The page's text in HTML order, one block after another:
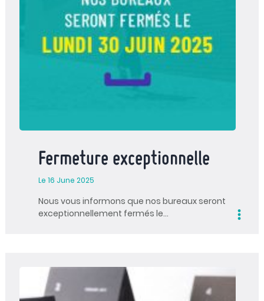
Fermeture exceptionnelle
Le 16 June 2025
Nous vous informons que nos bureaux seront
exceptionnellement fermés le…